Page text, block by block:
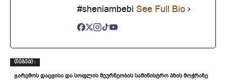
#sheniambebi See Full Bio
ᲗᲔᲒᲔᲑᲘ :
გარემოს დაცვისა და სოფლის მეურნეობის სამინისტრო ბზის მოჭრაზე